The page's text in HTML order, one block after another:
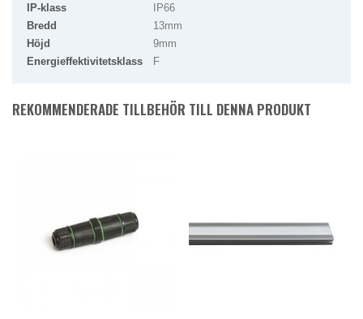
IP-klass
IP66
Bredd
13mm
Höjd
9mm
Energieffektivitetsklass
F
REKOMMENDERADE TILLBEHÖR TILL DENNA PRODUKT